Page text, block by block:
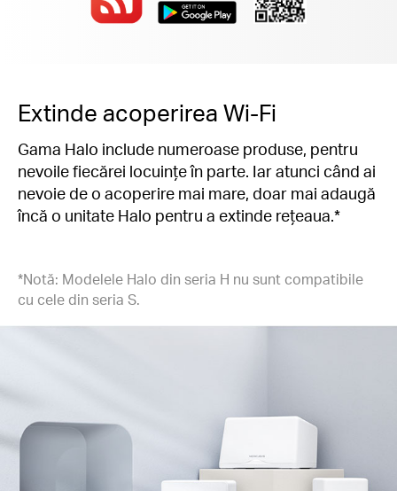
Extinde acoperirea Wi-Fi
Gama Halo include numeroase produse, pentru
nevoile fiecărei locuințe în parte. Iar atunci când ai
nevoie de o acoperire mai mare, doar mai adaugă
încă o unitate Halo pentru a extinde rețeaua.*
*Notă: Modelele Halo din seria H nu sunt compatibile
cu cele din seria S.